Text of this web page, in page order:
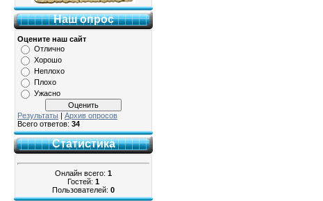
Наш опрос
Оцените наш сайт
Отлично
Хорошо
Неплохо
Плохо
Ужасно
Результаты | Архив опросов
Всего ответов: 34
Статистика
Онлайн всего: 1
Гостей: 1
Пользователей: 0